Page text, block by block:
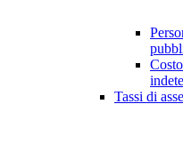
Tassi di